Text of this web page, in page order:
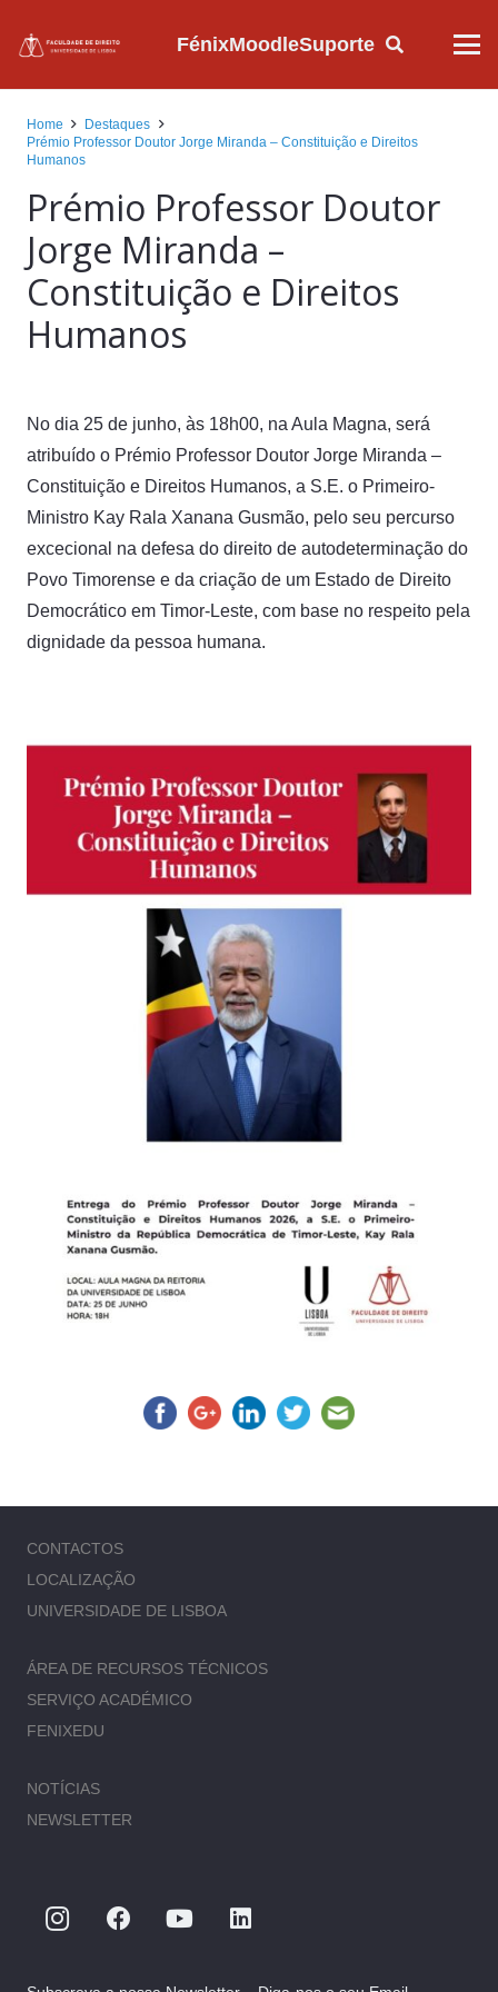
FénixMoodleSuporte
Home
Destaques
Prémio Professor Doutor Jorge Miranda – Constituição e Direitos
Humanos
Prémio Professor Doutor
Jorge Miranda –
Constituição e Direitos
Humanos
No dia 25 de junho, às 18h00, na Aula Magna, será
atribuído o Prémio Professor Doutor Jorge Miranda –
Constituição e Direitos Humanos, a S.E. o Primeiro-
Ministro Kay Rala Xanana Gusmão, pelo seu percurso
excecional na defesa do direito de autodeterminação do
Povo Timorense e da criação de um Estado de Direito
Democrático em Timor-Leste, com base no respeito pela
dignidade da pessoa humana.
CONTACTOS
LOCALIZAÇÃO
UNIVERSIDADE DE LISBOA
ÁREA DE RECURSOS TÉCNICOS
SERVIÇO ACADÉMICO
FENIXEDU
NOTÍCIAS
NEWSLETTER